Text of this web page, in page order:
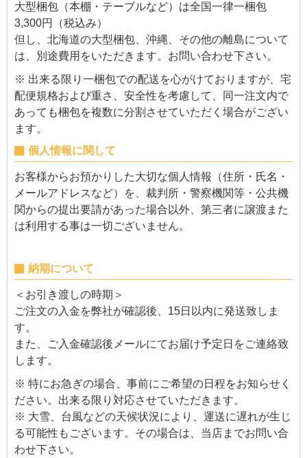
大型梱包（本棚・テーブルなど）は全国一律一梱包
3,300円（税込み）
但し、北海道の大型梱包、沖縄、その他の離島について
は、別途費用をいただきます。お問い合わせ下さい。
※ 出来る限り一梱包での配送を心がけておりますが、宅
配便規格および重さ、安全性を考慮して、同一注文内で
あっても梱包を複数に分割させていただく場合がござい
ます。
個人情報に関して
お客様からお預かりした大切な個人情報（住所・氏名・
メールアドレスなど）を、裁判所・警察機関等・公共機
関からの提出要請があった場合以外、第三者に譲渡また
は利用する事は一切ございません。
納期について
＜お引き渡しの時期＞
ご注文の入金を弊社が確認後、15日以内に発送致しま
す。
また、ご入金確認後メールにてお届け予定日をご連絡致
します。
※ 特にお急ぎの場合、事前にご希望の日程をお知らせく
ださい。出来る限り対応させていただきます。
※ 大雪、台風などの天候状況により、運送に遅れが生じ
る可能性もございます。その場合は、当店までお問い合
わせ下さい。